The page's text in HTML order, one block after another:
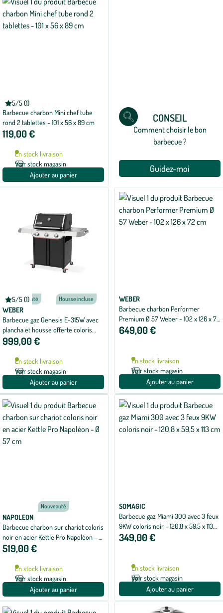
5/5 (1)
Note
moyenne
de
5
sur
SOMAGIC
Barbecue charbon Mini chef tube
rond 2 tablettes - 101 x 56 x 89 cm
119,00 €
En stock livraison
Voir stock magasin
Ajouter au panier
CONSEIL
Comment choisir le bon
barbecue ?
Guidez-moi
5/5 (1)
Note
moyenne
de
5
sur
5
avec
Nouveauté Housse incluse
WEBER
Barbecue gaz Genesis E-315W avec
plancha et housse offerte coloris
noir en fonte émaillé Weber - 122 x
999,00 €
En stock livraison
Voir stock magasin
Ajouter au panier
WEBER
Barbecue charbon Performer
Premium Ø 57 Weber - 102 x 126 x 72
cm
649,00 €
En stock livraison
Voir stock magasin
Ajouter au panier
Nouveauté
NAPOLEON
Barbecue charbon sur chariot coloris
noir en acier Kettle Pro Napoléon - Ø
57 cm
519,00 €
En stock livraison
Voir stock magasin
Ajouter au panier
SOMAGIC
Barbecue gaz Miami 300 avec 3 feux
9KW coloris noir - 120,8 x 59,5 x 113
cm
349,00 €
En stock livraison
Voir stock magasin
Ajouter au panier